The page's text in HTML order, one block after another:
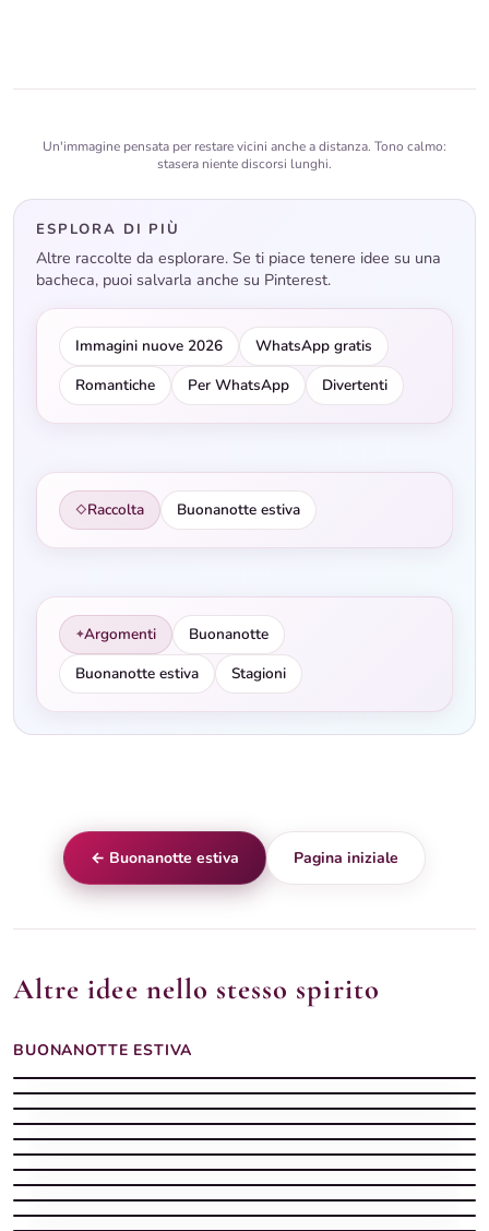
Un'immagine pensata per restare vicini anche a distanza. Tono calmo:
stasera niente discorsi lunghi.
ESPLORA DI PIÙ
Altre raccolte da esplorare. Se ti piace tenere idee su una
bacheca, puoi salvarla anche su Pinterest.
Immagini nuove 2026
WhatsApp gratis
Romantiche
Per WhatsApp Divertenti
◇Raccolta Buonanotte estiva
✦Argomenti
Buonanotte
Buonanotte estiva
Stagioni
Altre idee nello stesso spirito
BUONANOTTE ESTIVA
Buonanotte Estiva silenziosa con spiaggia
Buonanotte estiva
Buonanotte estiva con il mare e la luna sui tuoi sogni
Buonanotte estiva con luna piena tra i rami di gelsomino
Buonanotte Estiva stellata con mare
Buonanotte estiva
Buonanotte calda
Buonanotte estiva con luna piena tra fiori rossi notturni
Buonanotte estiva
Spiaggia notturno d'estate — buonanotte
Buonanotte estiva con barca sulla riva e luna piena sul mare
← Buonanotte estiva Pagina iniziale